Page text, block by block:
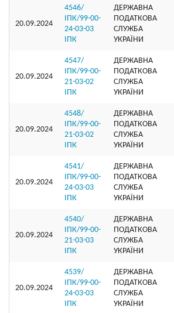
20.09.2024
4546/
ІПК/99-00-
24-03-03
ІПК
ДЕРЖАВНА
ПОДАТКОВА
СЛУЖБА
УКРАЇНИ
20.09.2024
4547/
ІПК/99-00-
21-03-02
ІПК
ДЕРЖАВНА
ПОДАТКОВА
СЛУЖБА
УКРАЇНИ
20.09.2024
4548/
ІПК/99-00-
21-03-02
ІПК
ДЕРЖАВНА
ПОДАТКОВА
СЛУЖБА
УКРАЇНИ
20.09.2024
4541/
ІПК/99-00-
24-03-03
ІПК
ДЕРЖАВНА
ПОДАТКОВА
СЛУЖБА
УКРАЇНИ
20.09.2024
4540/
ІПК/99-00-
21-03-03
ІПК
ДЕРЖАВНА
ПОДАТКОВА
СЛУЖБА
УКРАЇНИ
20.09.2024
4539/
ІПК/99-00-
24-03-03
ІПК
ДЕРЖАВНА
ПОДАТКОВА
СЛУЖБА
УКРАЇНИ